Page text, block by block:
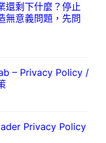
還剩下什麼？停止
無意義問題，先問
– Privacy Policy /
Privacy Policy